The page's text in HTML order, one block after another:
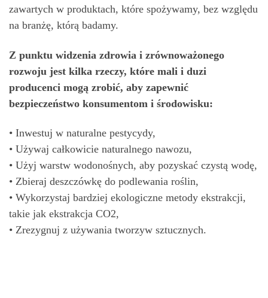
zawartych w produktach, które spożywamy, bez względu
na branżę, którą badamy.
Z punktu widzenia zdrowia i zrównoważonego
rozwoju jest kilka rzeczy, które mali i duzi
producenci mogą zrobić, aby zapewnić
bezpieczeństwo konsumentom i środowisku:
• Inwestuj w naturalne pestycydy,
• Używaj całkowicie naturalnego nawozu,
• Użyj warstw wodonośnych, aby pozyskać czystą wodę,
• Zbieraj deszczówkę do podlewania roślin,
• Wykorzystaj bardziej ekologiczne metody ekstrakcji,
takie jak ekstrakcja CO2,
• Zrezygnuj z używania tworzyw sztucznych.